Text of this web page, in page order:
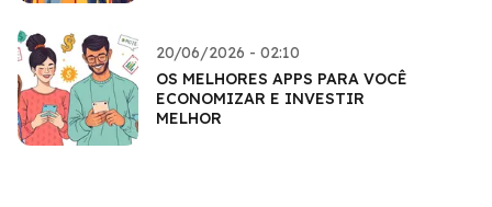
20/06/2026 - 02:10
OS MELHORES APPS PARA VOCÊ
ECONOMIZAR E INVESTIR
MELHOR